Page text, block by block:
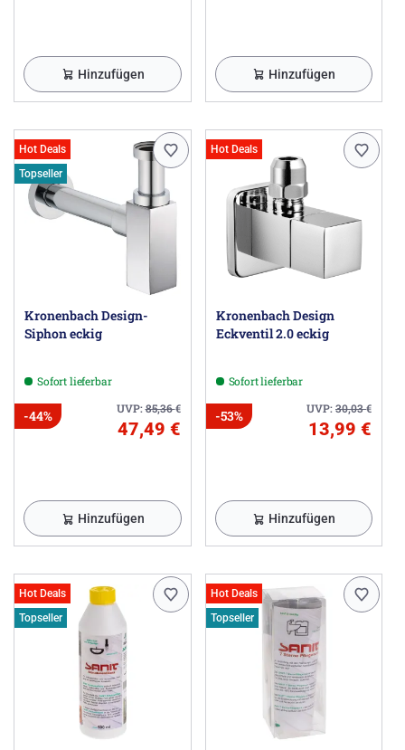
Hinzufügen Hinzufügen
Hot Deals
Topseller
Kronenbach Design-
Siphon eckig
Sofort lieferbar
UVP:85,36€
-44%
47,49 €
Hinzufügen
Hot Deals
Kronenbach Design
Eckventil 2.0 eckig
Sofort lieferbar
UVP:30,03€
-53%
13,99 €
Hinzufügen
Hot Deals
Topseller
Hot Deals
Topseller